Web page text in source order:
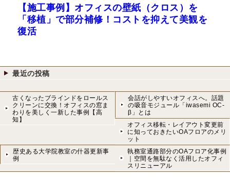
次
の
投
【施工事例】オフィスの壁紙（クロス）を
「移植」で部分補修！コストを抑えて美観を
復活
最近の投稿
古くなったブラインドをロールス
クリーンに交換！オフィスの窓ま
わりを美しく一新した事例【高
知】
会話がしやすいオフィスへ。話題
の吸音モジュール「iwasemi OC-
β」とは
オフィス移転・レイアウト変更前
に知っておきたいOAフロアのメリ
ット
歴史ある大学院教室の什器更新事
例
執務室通路部分のOAフロア化事例
｜空間を無駄なく活用したオフィ
スリニューアル